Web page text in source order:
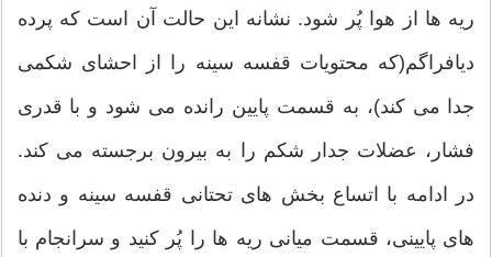
ریه ها از هوا پُر شود. نشانه این حالت آن است که پرده
دیافراگم(که محتویات قفسه سینه را از احشای شکمی
جدا می کند)، به قسمت پایین رانده می شود و با قدری
فشار، عضلات جدار شکم را به بیرون برجسته می کند.
در ادامه با اتساع بخش های تحتانی قفسه سینه و دنده
های پایینی، قسمت میانی ریه ها را پُر کنید و سرانجام با